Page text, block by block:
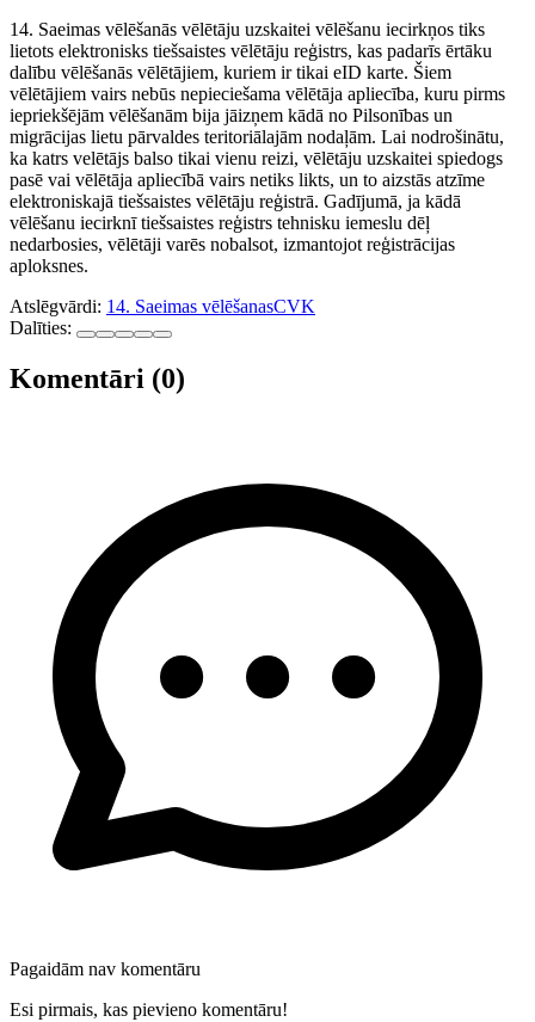
14. Saeimas vēlēšanās vēlētāju uzskaitei vēlēšanu iecirkņos tiks
lietots elektronisks tiešsaistes vēlētāju reģistrs, kas padarīs ērtāku
dalību vēlēšanās vēlētājiem, kuriem ir tikai eID karte. Šiem
vēlētājiem vairs nebūs nepieciešama vēlētāja apliecība, kuru pirms
iepriekšējām vēlēšanām bija jāizņem kādā no Pilsonības un
migrācijas lietu pārvaldes teritoriālajām nodaļām. Lai nodrošinātu,
ka katrs velētājs balso tikai vienu reizi, vēlētāju uzskaitei spiedogs
pasē vai vēlētāja apliecībā vairs netiks likts, un to aizstās atzīme
elektroniskajā tiešsaistes vēlētāju reģistrā. Gadījumā, ja kādā
vēlēšanu iecirknī tiešsaistes reģistrs tehnisku iemeslu dēļ
nedarbosies, vēlētāji varēs nobalsot, izmantojot reģistrācijas
aploksnes.
Atslēgvārdi: 14. Saeimas vēlēšanasCVK
Dalīties:
Komentāri (0)
Pagaidām nav komentāru
Esi pirmais, kas pievieno komentāru!